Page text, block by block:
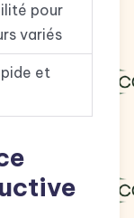
pour
variés
et